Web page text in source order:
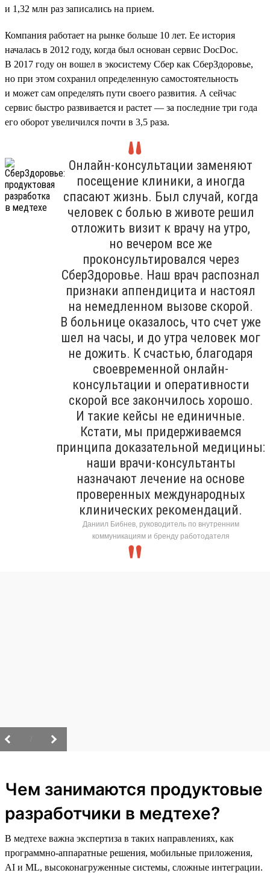
и 1,32 млн раз записались на прием.
Компания работает на рынке больше 10 лет. Ее история
началась в 2012 году, когда был основан сервис DocDoc.
В 2017 году он вошел в экосистему Сбер как СберЗдоровье,
но при этом сохранил определенную самостоятельность
и может сам определять пути своего развития. А сейчас
сервис быстро развивается и растет — за последние три года
его оборот увеличился почти в 3,5 раза.
Онлайн-консультации заменяют
посещение клиники, а иногда
спасают жизнь. Был случай, когда
человек с болью в животе решил
отложить визит к врачу на утро,
но вечером все же
проконсультировался через
СберЗдоровье. Наш врач распознал
признаки аппендицита и настоял
на немедленном вызове скорой.
В больнице оказалось, что счет уже
шел на часы, и до утра человек мог
не дожить. К счастью, благодаря
своевременной онлайн-
консультации и оперативности
скорой все закончилось хорошо.
И такие кейсы не единичные.
Кстати, мы придерживаемся
принципа доказательной медицины:
наши врачи-консультанты
назначают лечение на основе
проверенных международных
клинических рекомендаций.
Даниил Бибнев, руководитель по внутренним
коммуникациям и бренду работодателя
Чем занимаются продуктовые
разработчики в медтехе?
В медтехе важна экспертиза в таких направлениях, как
программно-аппаратные решения, мобильные приложения,
AI и ML, высоконагруженные системы, сложные интеграции.